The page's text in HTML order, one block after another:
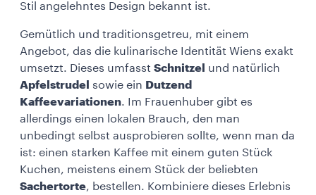
Stil angelehntes Design bekannt ist.
Gemütlich und traditionsgetreu, mit einem
Angebot, das die kulinarische Identität Wiens exakt
umsetzt. Dieses umfasst Schnitzel
und natürlich
Apfelstrudel sowie ein Dutzend
Kaffeevariationen. Im Frauenhuber gibt es
allerdings einen lokalen Brauch, den man
unbedingt selbst ausprobieren sollte, wenn man da
ist: einen starken Kaffee mit einem guten Stück
Kuchen, meistens einem Stück der beliebten
Sachertorte, bestellen. Kombiniere dieses Erlebnis